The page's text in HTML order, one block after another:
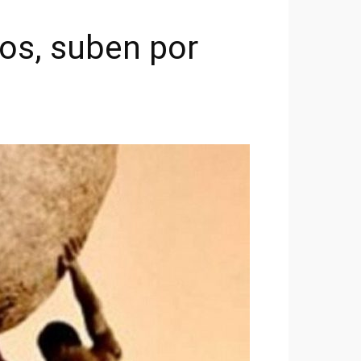
suben por